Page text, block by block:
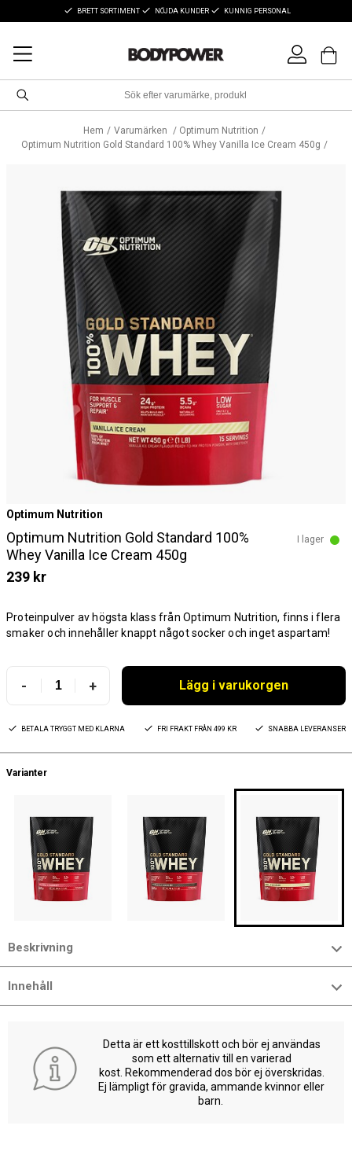
BRETT SORTIMENT NÖJDA KUNDER KUNNIG PERSONAL
Hem Varumärken
Optimum Nutrition
Optimum Nutrition Gold Standard 100% Whey Vanilla Ice Cream 450g
Optimum Nutrition
Optimum Nutrition Gold Standard 100%
Whey Vanilla Ice Cream 450g
I lager
239 kr
Proteinpulver av högsta klass från Optimum Nutrition, finns i flera
smaker och innehåller knappt något socker och inget aspartam!
- + Lägg i varukorgen
BETALA TRYGGT MED KLARNA FRI FRAKT FRÅN 499 KR SNABBA LEVERANSER
Varianter
Beskrivning
Innehåll
Detta är ett kosttillskott och bör ej användas
som ett alternativ till en varierad
kost. Rekommenderad dos bör ej överskridas.
Ej lämpligt för gravida, ammande kvinnor eller
barn.